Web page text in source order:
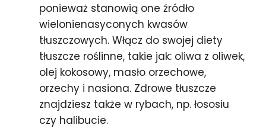
ponieważ stanowią one źródło
wielonienasyconych kwasów
tłuszczowych. Włącz do swojej diety
tłuszcze roślinne, takie jak: oliwa z oliwek,
olej kokosowy, masło orzechowe,
orzechy i nasiona. Zdrowe tłuszcze
znajdziesz także w rybach, np. łososiu
czy halibucie.